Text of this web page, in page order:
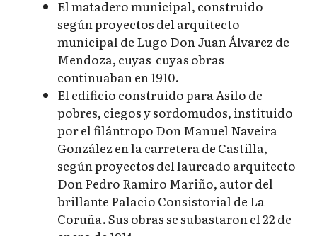
El matadero municipal, construido
según proyectos del arquitecto
municipal de Lugo Don Juan Álvarez de
Mendoza, cuyas cuyas obras
continuaban en 1910.
El edificio construido para Asilo de
pobres, ciegos y sordomudos, instituido
por el filántropo Don Manuel Naveira
González en la carretera de Castilla,
según proyectos del laureado arquitecto
Don Pedro Ramiro Mariño, autor del
brillante Palacio Consistorial de La
Coruña. Sus obras se subastaron el 22 de